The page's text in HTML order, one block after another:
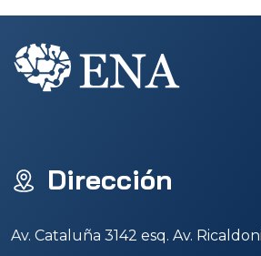
Dirección
Av. Cataluña 3142 esq. Av.